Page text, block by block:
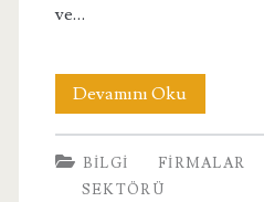
ve…
Devamını Oku
Demirinin
Önemi
BILGI FIRMALAR
SEKTÖRÜ